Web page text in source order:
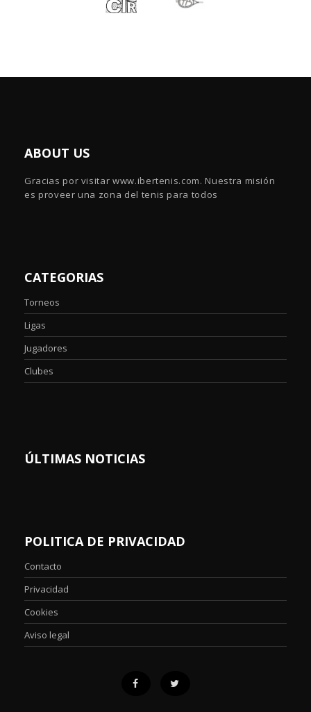
ABOUT US
Gracias por visitar www.ibertenis.com. Nuestra misión
es proveer una zona del tenis para todos
CATEGORIAS
Torneos
Ligas
Jugadores
Clubes
ÚLTIMAS NOTICIAS
POLITICA DE PRIVACIDAD
Contacto
Privacidad
Cookies
Aviso legal